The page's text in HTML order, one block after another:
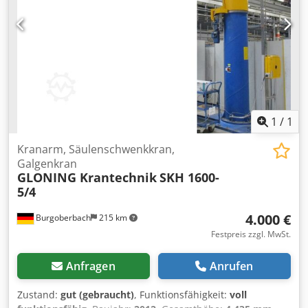
1 / 1
Burgoberbach 215 km
Kranarm, Säulenschwenkkran,
Galgenkran
GLONING KrantechnikSKH 1600-
5/4
4.000 €
Festpreis zzgl. MwSt.
Anfragen Anrufen
Zustand: gut (gebraucht), Funktionsfähigkeit: voll